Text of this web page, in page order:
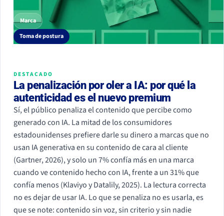
Marca
Toma de postura
DESTACADO
La penalización por oler a IA: por qué la
autenticidad es el nuevo premium
Sí, el público penaliza el contenido que percibe como
generado con IA. La mitad de los consumidores
estadounidenses prefiere darle su dinero a marcas que no
usan IA generativa en su contenido de cara al cliente
(Gartner, 2026), y solo un 7% confía más en una marca
cuando ve contenido hecho con IA, frente a un 31% que
confía menos (Klaviyo y Datalily, 2025). La lectura correcta
no es dejar de usar IA. Lo que se penaliza no es usarla, es
que se note: contenido sin voz, sin criterio y sin nadie